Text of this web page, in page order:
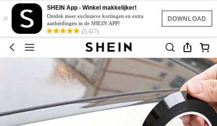
DOWNLOAD
×
SHEIN App - Winkel makkelijker!
Ontdek meer exclusieve kortingen en extra
aanbiedingen in de SHEIN APP!
(5,417)